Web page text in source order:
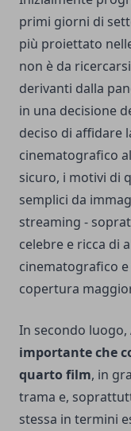
primi giorni di
più proiettato
non è da
derivanti dalla
in una decisione
deciso di affidare
cinematografico
sicuro, i motivi di
semplici da
streaming -
celebre e ricca di
cinematografico
copertura
In secondo
importante che
quarto film, in
trama e,
stessa in termini